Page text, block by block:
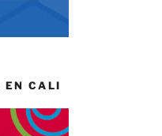
EN CALI